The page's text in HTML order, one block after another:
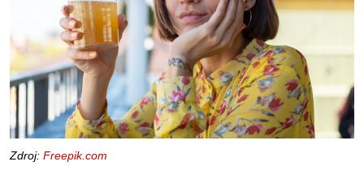
Zdroj: Freepik.com